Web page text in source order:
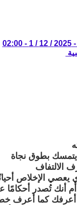
بطوق نجاة
الالتفاف
يعصي الإخلاص
أنك تُصدر أحكامًا
أعرفك كما أعرف